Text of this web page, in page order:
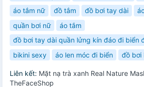
áo tắm nữ
đồ tắm đồ bơi tay dài
quần bơi nữ
áo tắm
đồ bơi tay dài quần lửng kín đáo đi biển
bikini sexy
áo len móc đi biển đồ bơi
Liên kết: Mặt nạ trà xanh Real Nature
TheFaceShop